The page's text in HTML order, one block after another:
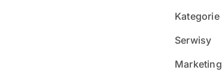
Kategorie
Serwisy
Marketing